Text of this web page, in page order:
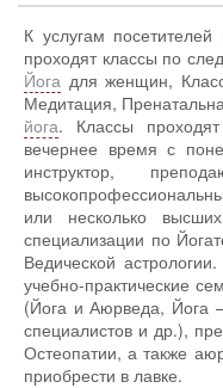
К услугам
проходят классы по
Йога для женщин,
Медитация,
йога. Классы
вечернее время с
инструктор,
или несколько
специализации по
Ведической
учебно-практические
(Йога и Аюрведа, Йога
специалистов и др.),
Остеопатии, а также
приобрести в лавке.